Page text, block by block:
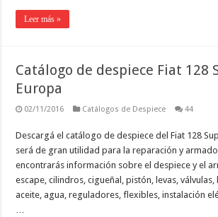
Leer más »
Catálogo de despiece Fiat 128
Europa
02/11/2016 Catálogos de Despiece 44
Descargá el catálogo de despiece del Fiat 128
será de gran utilidad para la reparación y
encontrarás información sobre el despiece y el
escape, cilindros, cigueñal, pistón, levas,
aceite, agua, reguladores, flexibles, instalación